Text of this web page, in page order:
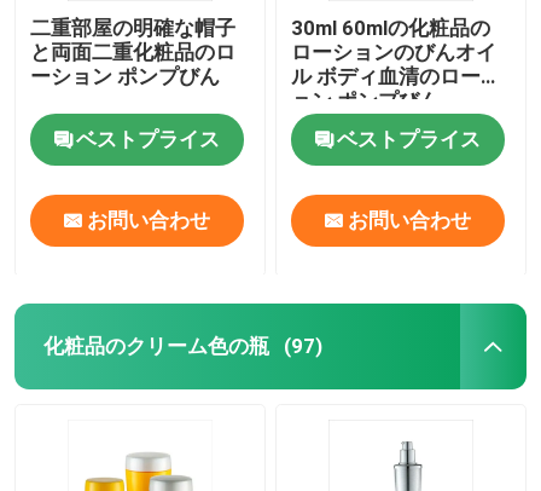
二重部屋の明確な帽子
と両面二重化粧品のロ
ーション ポンプびん
ベストプライス
お問い合わせ
30ml 60mlの化粧品の
ローションのびんオイ
ル ボディ血清のローシ
ョン ポンプびん
ベストプライス
お問い合わせ
化粧品のクリーム色の瓶 (97)